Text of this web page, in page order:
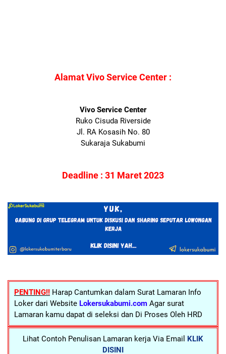
Alamat Vivo Service Center :
Vivo Service Center
Ruko Cisuda Riverside
Jl. RA Kosasih No. 80
Sukaraja Sukabumi
Deadline : 31 Maret 2023
PENTING!! Harap Cantumkan dalam Surat Lamaran Info
Loker dari Website Lokersukabumi.com Agar surat
Lamaran kamu dapat di seleksi dan Di Proses Oleh HRD
Lihat Contoh Penulisan Lamaran kerja Via Email KLIK
DISINI